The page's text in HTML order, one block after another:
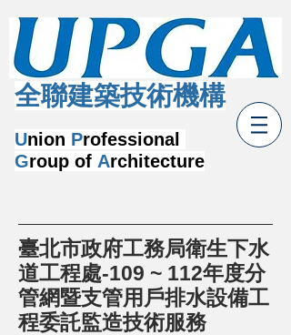
Union Professional
Group of Architecture
​全聯建築技術機構
臺北市政府工務局衛生下水
道工程處-109 ~ 112年度分
管網暨支管用戶排水設備工
程委託監造技術服務